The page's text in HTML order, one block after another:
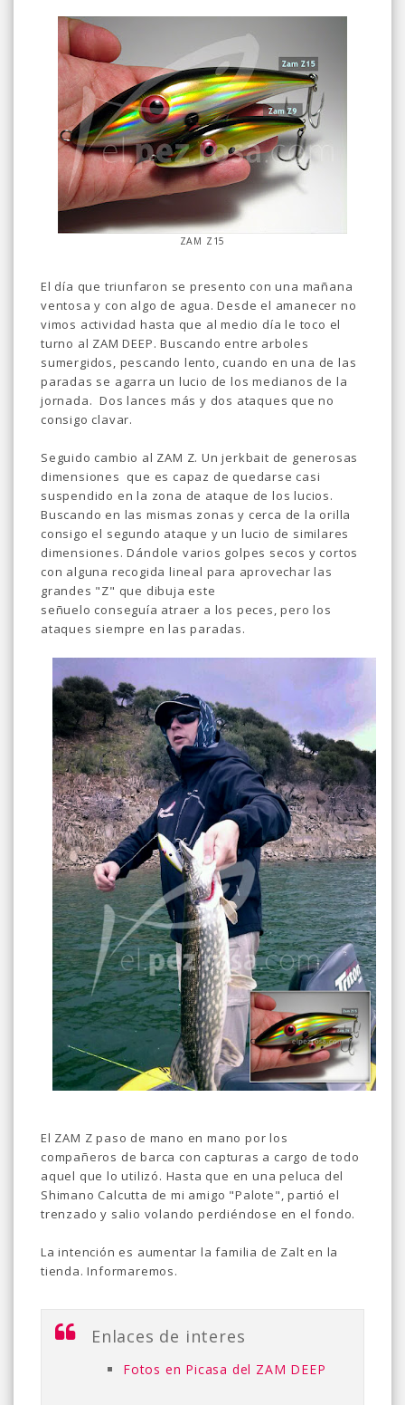
ZAM Z15
El día que triunfaron se presento con una mañana
ventosa y con algo de agua. Desde el amanecer no
vimos actividad hasta que al medio día le toco el
turno al ZAM DEEP. Buscando entre arboles
sumergidos, pescando lento, cuando en una de las
paradas se agarra un lucio de los medianos de la
jornada. Dos lances más y dos ataques que no
consigo clavar.
Seguido cambio al ZAM Z. Un jerkbait de generosas
dimensiones que es capaz de quedarse casi
suspendido en la zona de ataque de los lucios.
Buscando en las mismas zonas y cerca de la orilla
consigo el segundo ataque y un lucio de similares
dimensiones. Dándole varios golpes secos y cortos
con alguna recogida lineal para aprovechar las
grandes "Z" que dibuja este
señuelo conseguía atraer a los peces, pero los
ataques siempre en las paradas.
El ZAM Z paso de mano en mano por los
compañeros de barca con capturas a cargo de todo
aquel que lo utilizó. Hasta que en una peluca del
Shimano Calcutta de mi amigo "Palote", partió el
trenzado y salio volando perdiéndose en el fondo.
La intención es aumentar la familia de Zalt en la
tienda. Informaremos.
Enlaces de interes
Fotos en Picasa del ZAM DEEP